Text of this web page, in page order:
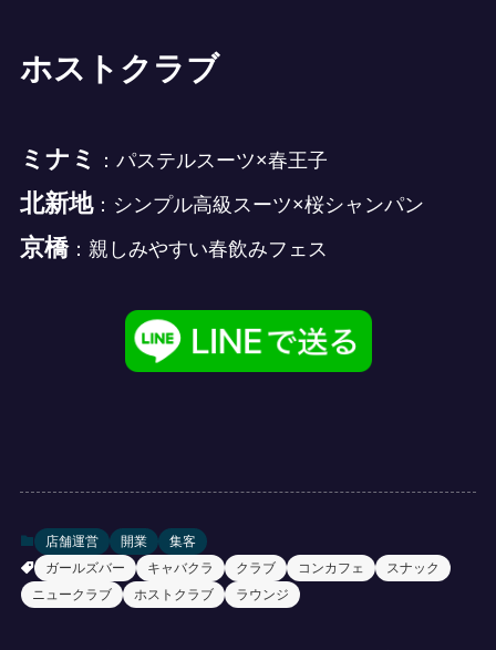
ホストクラブ
ミナミ ：パステルスーツ×春王子
北新地：シンプル高級スーツ×桜シャンパン
京橋：親しみやすい春飲みフェス
店舗運営 開業
集客
ガールズバー
キャバクラ クラブ コンカフェ
スナック
ニュークラブ
ホストクラブ ラウンジ